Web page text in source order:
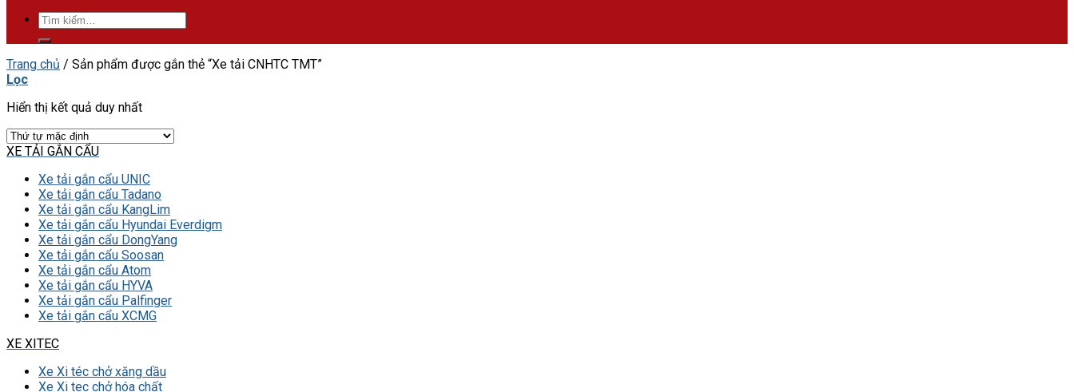
Tìm
kiếm:
Trang chủ / Sản phẩm được gắn thẻ “Xe tải CNHTC TMT”
Lọc
Hiển thị kết quả duy nhất
XE TẢI GẮN CẨU
Xe tải gắn cẩu UNIC
Xe tải gắn cẩu Tadano
Xe tải gắn cẩu KangLim
Xe tải gắn cẩu Hyundai Everdigm
Xe tải gắn cẩu DongYang
Xe tải gắn cẩu Soosan
Xe tải gắn cẩu Atom
Xe tải gắn cẩu HYVA
Xe tải gắn cẩu Palfinger
Xe tải gắn cẩu XCMG
XE XITEC
Xe Xi téc chở xăng dầu
Xe Xi tec chở hóa chất